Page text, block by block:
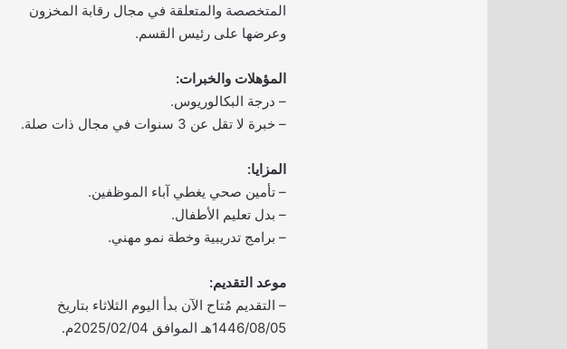
المتخصصة والمتعلقة في مجال رقابة المخزون
وعرضها على رئيس القسم.
المؤهلات والخبرات:
– درجة البكالوريوس.
– خبرة لا تقل عن 3 سنوات في مجال ذات صلة.
المزايا:
– تأمين صحي يغطي آباء الموظفين.
– بدل تعليم الأطفال.
– برامج تدريبية وخطة نمو مهني.
موعد التقديم:
– التقديم مُتاح الآن بدأ اليوم الثلاثاء بتاريخ
1446/08/05هـ الموافق 2025/02/04م.